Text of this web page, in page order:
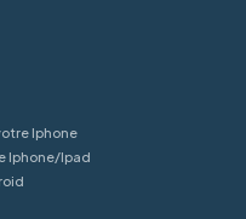
Iphone
Iphone/Ipad